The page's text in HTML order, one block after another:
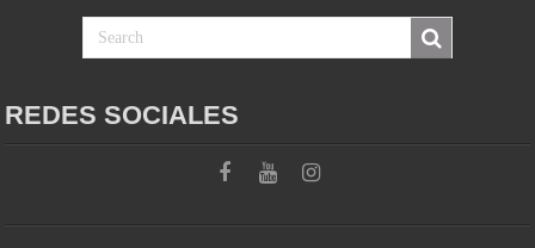
REDES SOCIALES